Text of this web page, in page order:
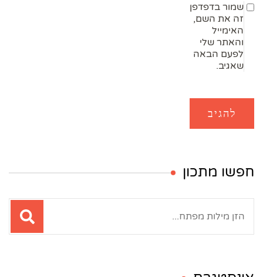
שמור בדפדפן
זה את השם,
האימייל
והאתר שלי
לפעם הבאה
שאגיב.
חפשו מתכון